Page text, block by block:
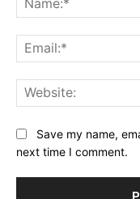
Save my name,
next time I comment.